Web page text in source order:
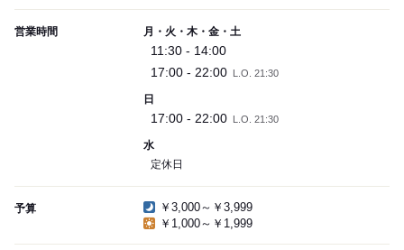
営業時間 月・火・木・金・土
11:30 - 14:00
17:00 - 22:00 L.O. 21:30
日
17:00 - 22:00 L.O. 21:30
水
定休日
予算
￥3,000～￥3,999
￥1,000～￥1,999